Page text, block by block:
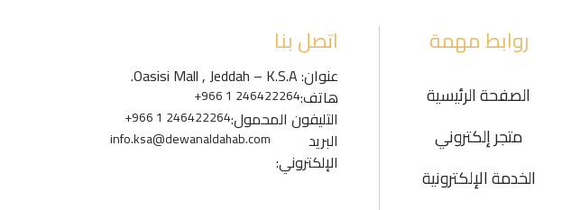
روابط مهمة
الصفحة الرئيسية
متجر إلكتروني
الخدمة الإلكترونية
اتصل بنا
عنوان: Oasisi Mall , Jeddah – K.S.A.
هاتف:+966 1 246422264
التليفون المحمول:+966 1 246422264
البريد
الإلكتروني:
info.ksa@dewanaldahab.com